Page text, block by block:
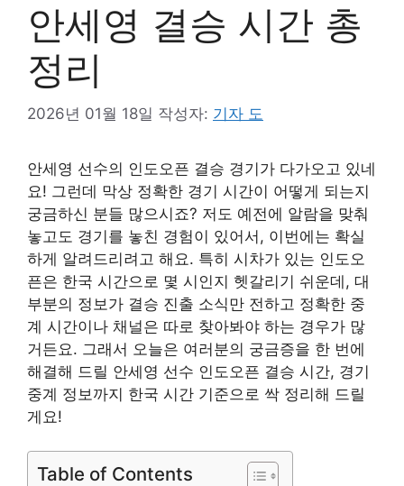
안세영 결승 시간 총
정리
2026년 01월 18일 작성자: 기자 도
안세영 선수의 인도오픈 결승 경기가 다가오고 있네
요! 그런데 막상 정확한 경기 시간이 어떻게 되는지
궁금하신 분들 많으시죠? 저도 예전에 알람을 맞춰
놓고도 경기를 놓친 경험이 있어서, 이번에는 확실
하게 알려드리려고 해요. 특히 시차가 있는 인도오
픈은 한국 시간으로 몇 시인지 헷갈리기 쉬운데, 대
부분의 정보가 결승 진출 소식만 전하고 정확한 중
계 시간이나 채널은 따로 찾아봐야 하는 경우가 많
거든요. 그래서 오늘은 여러분의 궁금증을 한 번에
해결해 드릴 안세영 선수 인도오픈 결승 시간, 경기
중계 정보까지 한국 시간 기준으로 싹 정리해 드릴
게요!
Table of Contents